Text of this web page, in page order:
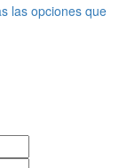
las opciones que